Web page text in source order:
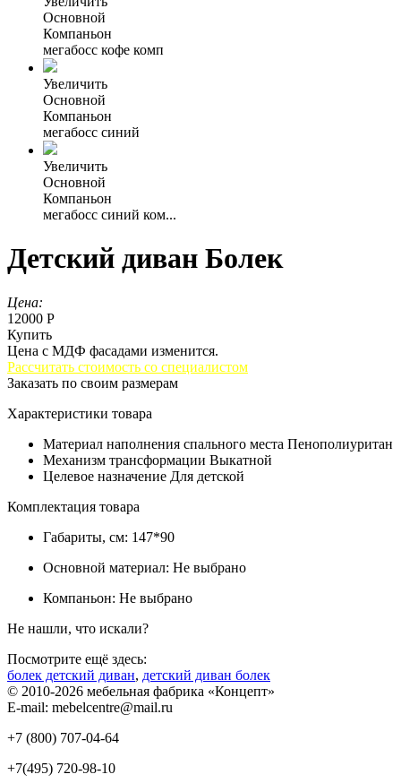
Основной
Компаньон
мегабосс кофе комп
Увеличить
Основной
Компаньон
мегабосс синий
Увеличить
Основной
Компаньон
мегабосс синий ком...
Детский диван Болек
Цена:
12000 Р
Купить
Цена с МДФ фасадами изменится.
Рассчитать стоимость со специалистом
Заказать по своим размерам
Характеристики товара
Материал наполнения спального места Пенополиуритан
Механизм трансформации Выкатной
Целевое назначение Для детской
Комплектация товара
Габариты, см: 147*90
Основной материал: Не выбрано
Компаньон: Не выбрано
Не нашли, что искали?
Посмотрите ещё здесь:
болек детский диван, детский диван болек
© 2010-2026 мебельная фабрика «Концепт»
E-mail: mebelcentre@mail.ru
+7 (800) 707-04-64
+7(495) 720-98-10